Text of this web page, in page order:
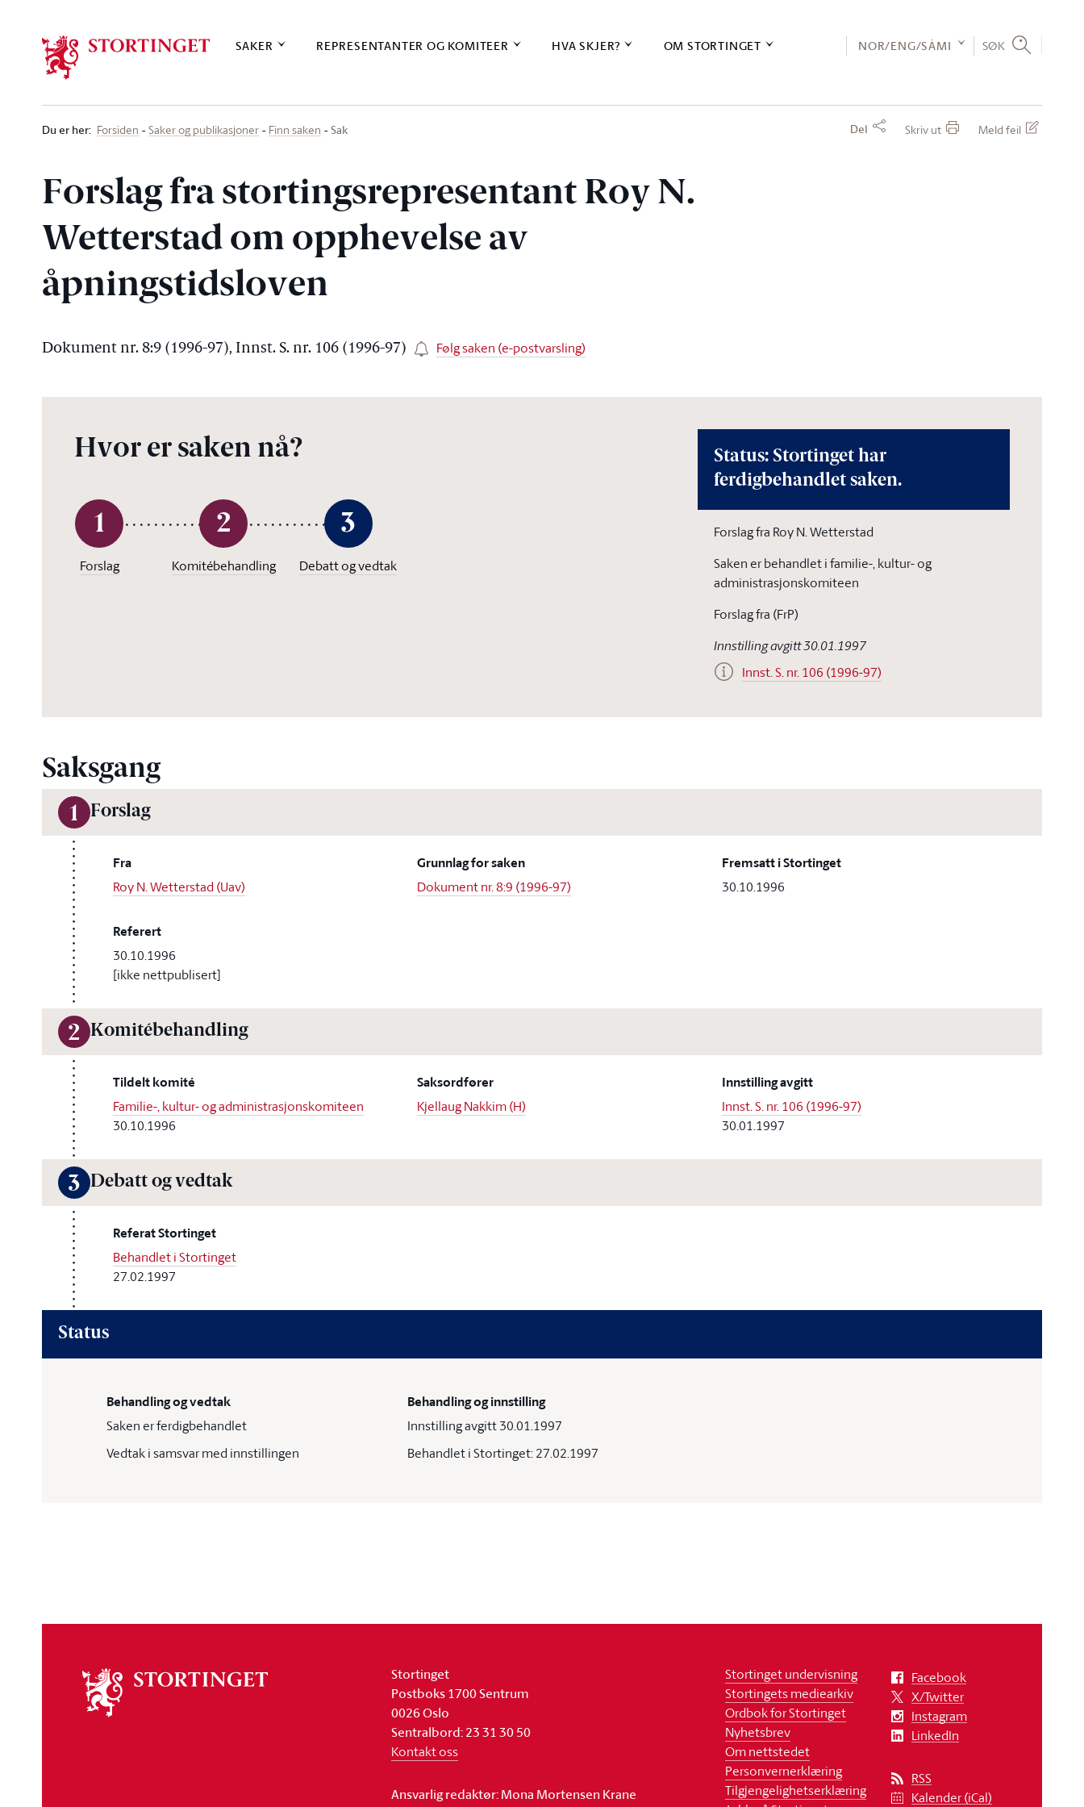
SAKER REPRESENTANTER OG KOMITEER HVA SKJER? OM STORTINGET NOR/ENG/SÁMI SØK
Du er her: Forsiden Saker og publikasjoner Finn saken Sak Del Skriv ut Meld feil
Forslag fra stortingsrepresentant Roy N.
Wetterstad om opphevelse av
åpningstidsloven
Dokument nr. 8:9 (1996-97), Innst. S. nr. 106 (1996-97) Følg saken (e-postvarsling)
Hvor er saken nå?
1
Forslag
2
Komitébehandling
3
Debatt og vedtak
Status: Stortinget har
ferdigbehandlet saken.
Forslag fra Roy N. Wetterstad
Saken er behandlet i familie-, kultur- og
administrasjonskomiteen
Forslag fra (FrP)
Innstilling avgitt 30.01.1997
Innst. S. nr. 106 (1996-97)
Saksgang
1 Forslag
Fra
Roy N. Wetterstad (Uav)
Grunnlag for saken
Dokument nr. 8:9 (1996-97)
Fremsatt i Stortinget
30.10.1996
Referert
30.10.1996
[ikke nettpublisert]
2 Komitébehandling
Tildelt komité
Familie-, kultur- og administrasjonskomiteen
30.10.1996
Saksordfører
Kjellaug Nakkim (H)
Innstilling avgitt
Innst. S. nr. 106 (1996-97)
30.01.1997
3 Debatt og vedtak
Referat Stortinget
Behandlet i Stortinget
27.02.1997
Status
Behandling og vedtak
Saken er ferdigbehandlet
Vedtak i samsvar med innstillingen
Behandling og innstilling
Innstilling avgitt 30.01.1997
Behandlet i Stortinget: 27.02.1997
stortinget
Stortinget
Postboks 1700 Sentrum
0026 Oslo
Sentralbord: 23 31 30 50
Kontakt oss
Ansvarlig redaktør: Mona Mortensen Krane
Stortinget undervisning
Stortingets mediearkiv
Ordbok for Stortinget
Nyhetsbrev
Om nettstedet
Personvernerklæring
Tilgjengelighetserklæring
Facebook
X/Twitter
Instagram
LinkedIn
RSS
Kalender (iCal)